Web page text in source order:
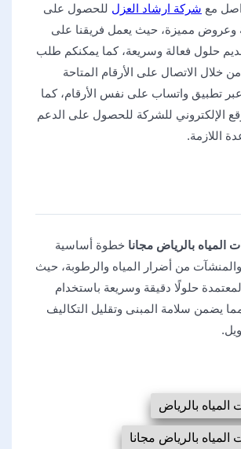
مع شركة ارشاد العزل للحصول على
مميزة، حيث يعمل فريقنا على
حلول فعالة وسريعة، كما يمكنكم طلب
خلال الاتصال على الأرقام المتاحة
تطبيق واتساب على نفس الأرقام، كما
الإلكتروني للشركة للحصول على الدعم
اللازمة.
بالرياض مجانا خطوة أساسية
والمنشآت من أضرار المياه والرطوبة، حيث
حلولًا دقيقة وسريعة باستخدام
يضمن سلامة المبنى وتقليل التكاليف
بالرياض
بالرياض مجانا